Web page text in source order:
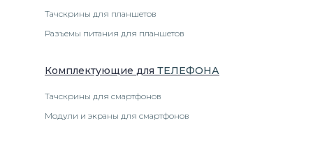
Тачскрины для планшетов
Разъемы питания для планшетов
Комплектующие для ТЕЛЕФОНА
Тачскрины для смартфонов
Модули и экраны для смартфонов